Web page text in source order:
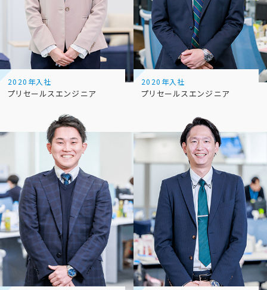
2020年入社
プリセールスエンジニア
2020年入社
プリセールスエンジニア